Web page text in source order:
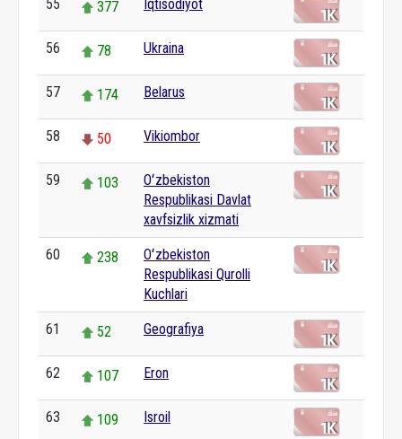
55 377 Iqtisodiyot
56 78 Ukraina
57 174 Belarus
58 50 Vikiombor
59 103
Oʻzbekiston
Respublikasi Davlat
xavfsizlik xizmati
60 238
Oʻzbekiston
Respublikasi Qurolli
Kuchlari
61 52 Geografiya
62 107 Eron
63 109 Isroil